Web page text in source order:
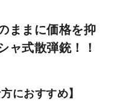
ままに価格を抑
ャ式散弾銃！！
におすすめ】